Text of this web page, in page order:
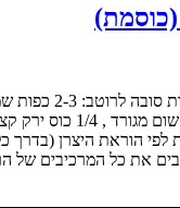
סויה תמרי , 1-2 שיני
את כל המרכיבים של